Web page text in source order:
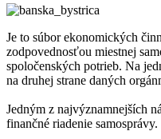
Je to súbor ekonomických
zodpovednosťou miestnej
spoločenských potrieb. Na
na druhej strane daných
Jedným z najvýznamnejších
finančné riadenie samosprávy.